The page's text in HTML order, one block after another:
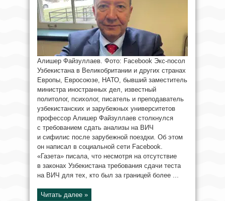
Алишер Файзуллаев. Фото: Facebook Экс-посол
Узбекистана в Великобритании и других странах
Европы, Евросоюзе, НАТО, бывший заместитель
министра иностранных дел, известный
политолог, психолог, писатель и преподаватель
узбекистанских и зарубежных университетов
профессор Алишер Файзуллаев столкнулся
с требованием сдать анализы на ВИЧ
и сифилис после зарубежной поездки. Об этом
он написал в социальной сети Facebook.
«Газета» писала, что несмотря на отсутствие
в законах Узбекистана требования сдачи теста
на ВИЧ для тех, кто был за границей более ...
Читать далее »